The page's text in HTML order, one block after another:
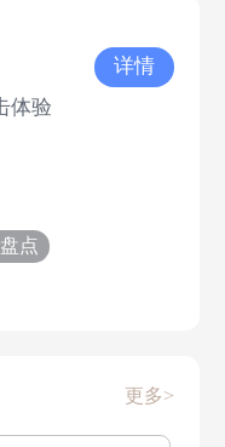
体验
详情
点
更多>